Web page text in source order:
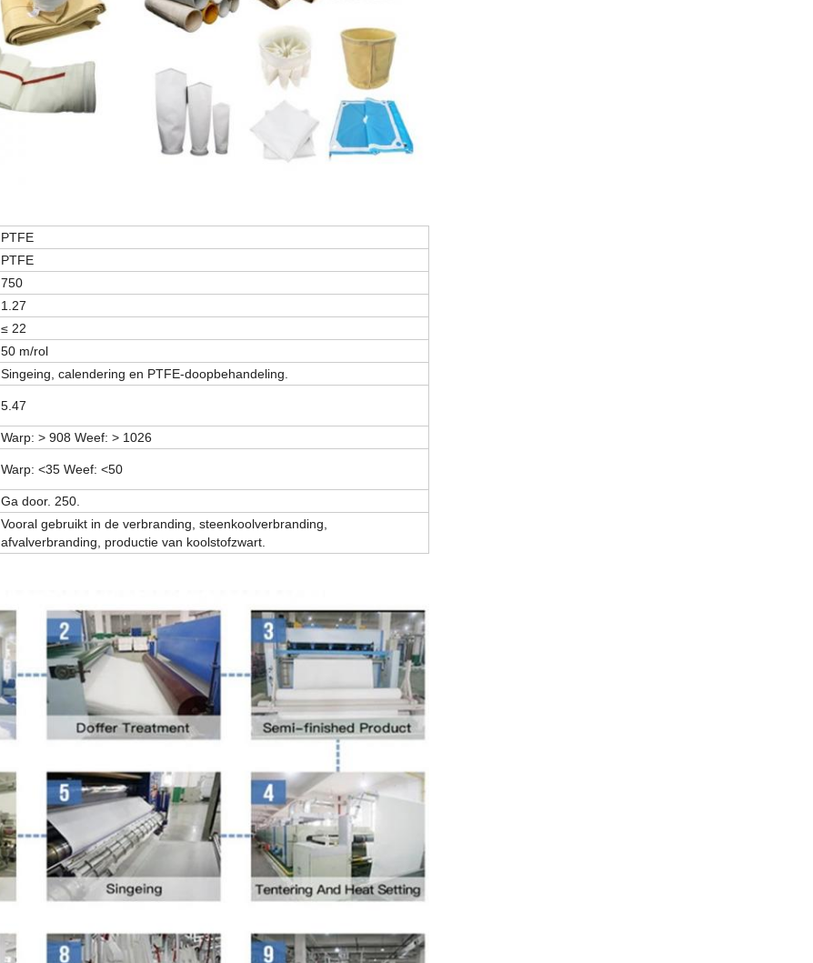
PTFE
PTFE
750
1.27
≤ 22
50 m/rol
Singeing, calendering en PTFE-doopbehandeling.
5.47
Warp: > 908 Weef: > 1026
Warp: <35 Weef: <50
Ga door. 250.
Vooral gebruikt in de verbranding, steenkoolverbranding,
afvalverbranding, productie van koolstofzwart.